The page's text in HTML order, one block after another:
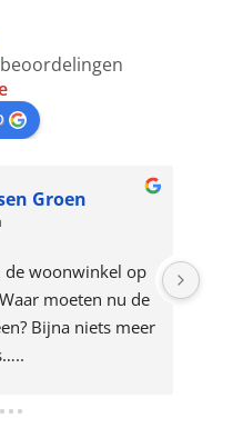
Groen
de woonwinkel op
moeten nu de
Bijna niets meer